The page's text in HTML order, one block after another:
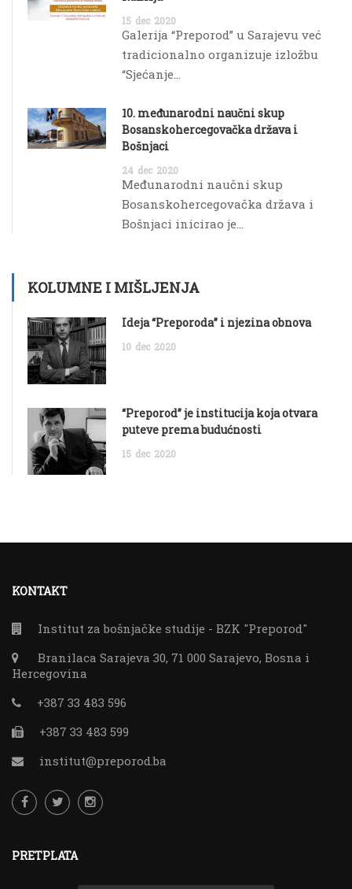
15 dec 2020
Galerija “Preporod” u Sarajevu već
tradicionalno organizuje izložbu
“Sjećanje...
10. međunarodni naučni skup
Bosanskohercegovačka država i
Bošnjaci
24 dec 2020
Međunarodni naučni skup
Bosanskohercegovačka država i
Bošnjaci inicirao je...
KOLUMNE I MIŠLJENJA
Ideja “Preporoda” i njezina obnova
10 dec 2020
“Preporod” je institucija koja otvara
puteve prema budućnosti
15 dec 2020
KONTAKT
Institut za bošnjačke studije - BZK "Preporod"
Branilaca Sarajeva 30, 71 000 Sarajevo, Bosna i
Hercegovina
+387 33 483 596
+387 33 483 599
institut@preporod.ba
PRETPLATA